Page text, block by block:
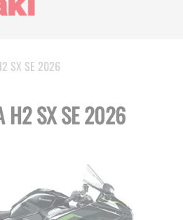
SX SE 2026
H2 SX SE 2026